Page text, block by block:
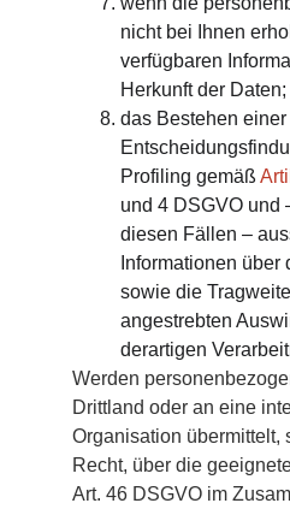
nicht bei Ihnen
verfügbaren
Herkunft der Daten;
das Bestehen
Profiling gemäß
und 4 DSGVO und
diesen Fällen –
Informationen
sowie die
angestrebten
derartigen
Werden
Drittland oder an eine
Organisation übermittelt,
Recht, über die
Art. 46 DSGVO im